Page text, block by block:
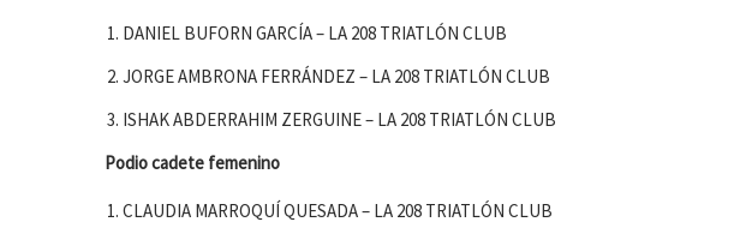
DANIEL BUFORN GARCÍA – LA 208 TRIATLÓN CLUB
JORGE AMBRONA FERRÁNDEZ – LA 208 TRIATLÓN CLUB
ISHAK ABDERRAHIM ZERGUINE – LA 208 TRIATLÓN CLUB
Podio cadete femenino
CLAUDIA MARROQUÍ QUESADA – LA 208 TRIATLÓN CLUB